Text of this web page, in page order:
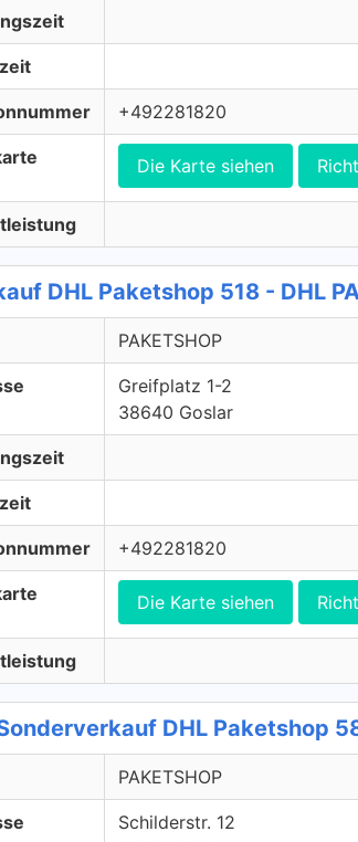
+492281820
Die Karte siehen
DHL Paketshop 518 - DHL
PAKETSHOP
Greifplatz 1-2
38640 Goslar
+492281820
Die Karte siehen
DHL Paketshop
PAKETSHOP
Schilderstr. 12